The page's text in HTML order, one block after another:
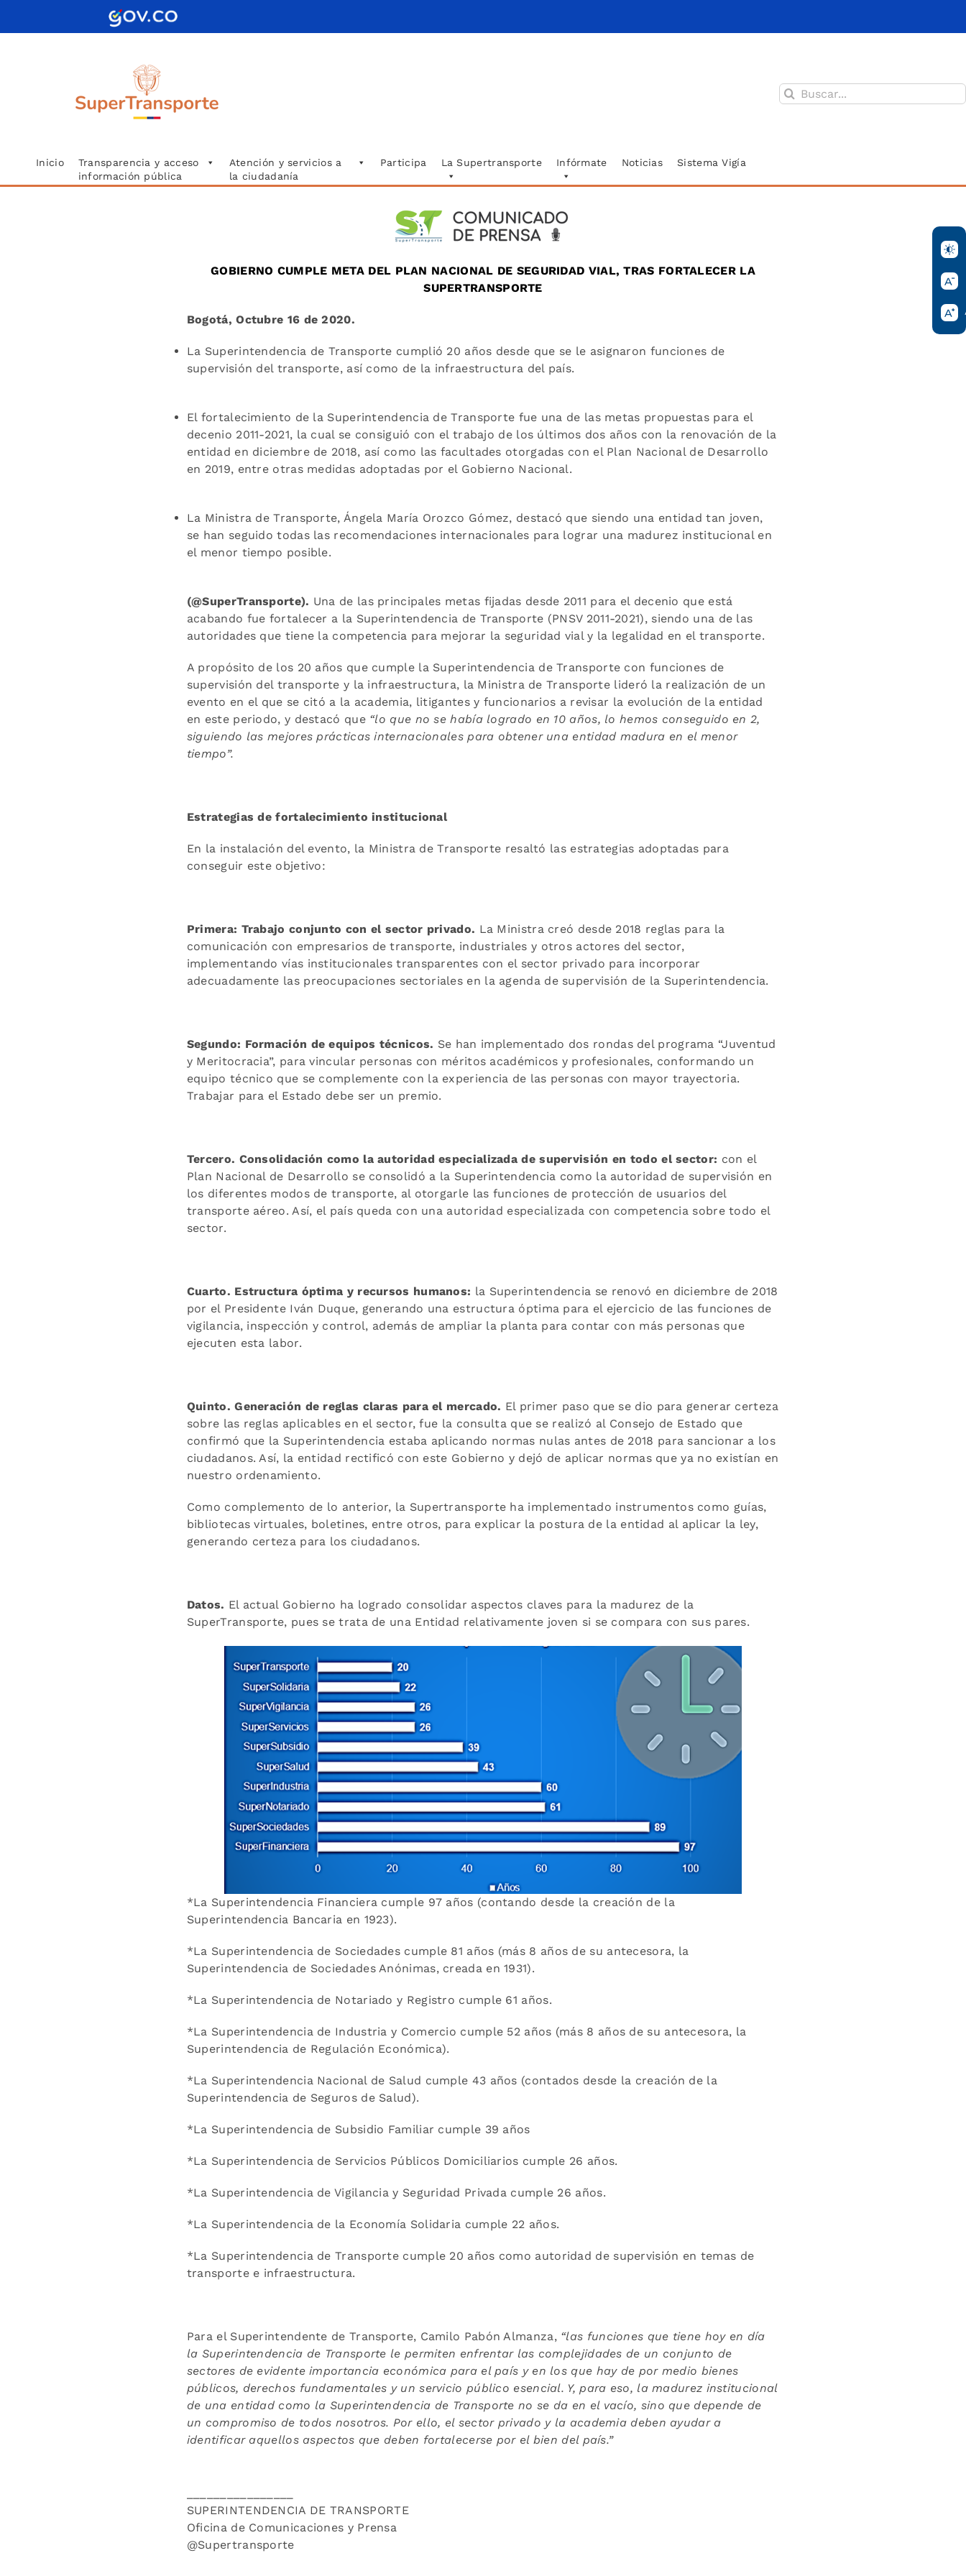
Buscar:
Inicio
Transparencia y acceso
información pública
Atención y servicios a
la ciudadanía
Participa La Supertransporte Infórmate Noticias Sistema Vigía
GOBIERNO CUMPLE META DEL PLAN NACIONAL DE SEGURIDAD VIAL, TRAS FORTALECER LA
SUPERTRANSPORTE
Bogotá, Octubre 16 de 2020.
La Superintendencia de Transporte cumplió 20 años desde que se le asignaron funciones de
supervisión del transporte, así como de la infraestructura del país.
El fortalecimiento de la Superintendencia de Transporte fue una de las metas propuestas para el
decenio 2011-2021, la cual se consiguió con el trabajo de los últimos dos años con la renovación de la
entidad en diciembre de 2018, así como las facultades otorgadas con el Plan Nacional de Desarrollo
en 2019, entre otras medidas adoptadas por el Gobierno Nacional.
La Ministra de Transporte, Ángela María Orozco Gómez, destacó que siendo una entidad tan joven,
se han seguido todas las recomendaciones internacionales para lograr una madurez institucional en
el menor tiempo posible.
(@SuperTransporte). Una de las principales metas fijadas desde 2011 para el decenio que está
acabando fue fortalecer a la Superintendencia de Transporte (PNSV 2011-2021), siendo una de las
autoridades que tiene la competencia para mejorar la seguridad vial y la legalidad en el transporte.
A propósito de los 20 años que cumple la Superintendencia de Transporte con funciones de
supervisión del transporte y la infraestructura, la Ministra de Transporte lideró la realización de un
evento en el que se citó a la academia, litigantes y funcionarios a revisar la evolución de la entidad
en este periodo, y destacó que “lo que no se había logrado en 10 años, lo hemos conseguido en 2,
siguiendo las mejores prácticas internacionales para obtener una entidad madura en el menor
tiempo”.
Estrategias de fortalecimiento institucional
En la instalación del evento, la Ministra de Transporte resaltó las estrategias adoptadas para
conseguir este objetivo:
Primera: Trabajo conjunto con el sector privado. La Ministra creó desde 2018 reglas para la
comunicación con empresarios de transporte, industriales y otros actores del sector,
implementando vías institucionales transparentes con el sector privado para incorporar
adecuadamente las preocupaciones sectoriales en la agenda de supervisión de la Superintendencia.
Segundo: Formación de equipos técnicos. Se han implementado dos rondas del programa “Juventud
y Meritocracia”, para vincular personas con méritos académicos y profesionales, conformando un
equipo técnico que se complemente con la experiencia de las personas con mayor trayectoria.
Trabajar para el Estado debe ser un premio.
Tercero. Consolidación como la autoridad especializada de supervisión en todo el sector: con el
Plan Nacional de Desarrollo se consolidó a la Superintendencia como la autoridad de supervisión en
los diferentes modos de transporte, al otorgarle las funciones de protección de usuarios del
transporte aéreo. Así, el país queda con una autoridad especializada con competencia sobre todo el
sector.
Cuarto. Estructura óptima y recursos humanos: la Superintendencia se renovó en diciembre de 2018
por el Presidente Iván Duque, generando una estructura óptima para el ejercicio de las funciones de
vigilancia, inspección y control, además de ampliar la planta para contar con más personas que
ejecuten esta labor.
Quinto. Generación de reglas claras para el mercado. El primer paso que se dio para generar certeza
sobre las reglas aplicables en el sector, fue la consulta que se realizó al Consejo de Estado que
confirmó que la Superintendencia estaba aplicando normas nulas antes de 2018 para sancionar a los
ciudadanos. Así, la entidad rectificó con este Gobierno y dejó de aplicar normas que ya no existían en
nuestro ordenamiento.
Como complemento de lo anterior, la Supertransporte ha implementado instrumentos como guías,
bibliotecas virtuales, boletines, entre otros, para explicar la postura de la entidad al aplicar la ley,
generando certeza para los ciudadanos.
Datos. El actual Gobierno ha logrado consolidar aspectos claves para la madurez de la
SuperTransporte, pues se trata de una Entidad relativamente joven si se compara con sus pares.
*La Superintendencia Financiera cumple 97 años (contando desde la creación de la
Superintendencia Bancaria en 1923).
*La Superintendencia de Sociedades cumple 81 años (más 8 años de su antecesora, la
Superintendencia de Sociedades Anónimas, creada en 1931).
*La Superintendencia de Notariado y Registro cumple 61 años.
*La Superintendencia de Industria y Comercio cumple 52 años (más 8 años de su antecesora, la
Superintendencia de Regulación Económica).
*La Superintendencia Nacional de Salud cumple 43 años (contados desde la creación de la
Superintendencia de Seguros de Salud).
*La Superintendencia de Subsidio Familiar cumple 39 años
*La Superintendencia de Servicios Públicos Domiciliarios cumple 26 años.
*La Superintendencia de Vigilancia y Seguridad Privada cumple 26 años.
*La Superintendencia de la Economía Solidaria cumple 22 años.
*La Superintendencia de Transporte cumple 20 años como autoridad de supervisión en temas de
transporte e infraestructura.
Para el Superintendente de Transporte, Camilo Pabón Almanza, “las funciones que tiene hoy en día
la Superintendencia de Transporte le permiten enfrentar las complejidades de un conjunto de
sectores de evidente importancia económica para el país y en los que hay de por medio bienes
públicos, derechos fundamentales y un servicio público esencial. Y, para eso, la madurez institucional
de una entidad como la Superintendencia de Transporte no se da en el vacío, sino que depende de
un compromiso de todos nosotros. Por ello, el sector privado y la academia deben ayudar a
identificar aquellos aspectos que deben fortalecerse por el bien del país.”
SUPERINTENDENCIA DE TRANSPORTE
Oficina de Comunicaciones y Prensa
@Supertransporte